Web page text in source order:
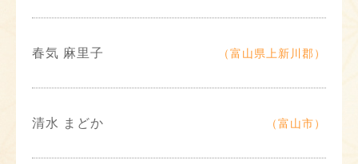
春気 麻里子 （富山県上新川郡）
清水 まどか （富山市）